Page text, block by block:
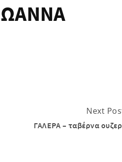
Next
ΓΑΛΕΡΑ – ταβέρνα